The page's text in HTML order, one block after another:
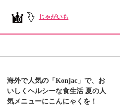
10 じゃがいも
海外で人気の「Konjac」で、お
いしくヘルシーな食生活 夏の人
気メニューにこんにゃくを！